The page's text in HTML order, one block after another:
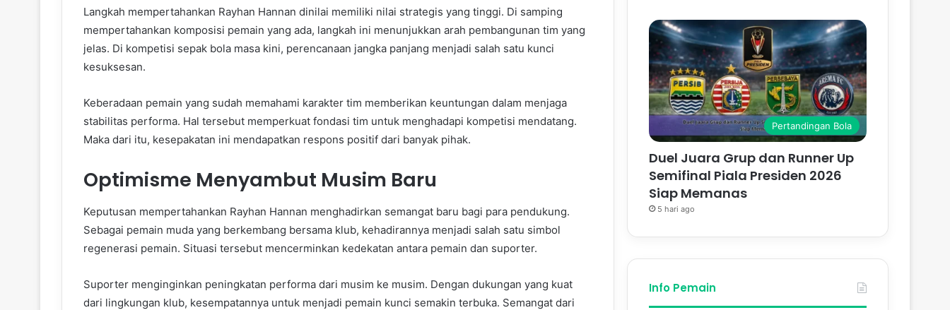
Langkah mempertahankan Rayhan Hannan dinilai memiliki nilai strategis yang tinggi. Di samping
mempertahankan komposisi pemain yang ada, langkah ini menunjukkan arah pembangunan tim yang
jelas. Di kompetisi sepak bola masa kini, perencanaan jangka panjang menjadi salah satu kunci
kesuksesan.
Keberadaan pemain yang sudah memahami karakter tim memberikan keuntungan dalam menjaga
stabilitas performa. Hal tersebut memperkuat fondasi tim untuk menghadapi kompetisi mendatang.
Maka dari itu, kesepakatan ini mendapatkan respons positif dari banyak pihak.
Optimisme Menyambut Musim Baru
Keputusan mempertahankan Rayhan Hannan menghadirkan semangat baru bagi para pendukung.
Sebagai pemain muda yang berkembang bersama klub, kehadirannya menjadi salah satu simbol
regenerasi pemain. Situasi tersebut mencerminkan kedekatan antara pemain dan suporter.
Suporter menginginkan peningkatan performa dari musim ke musim. Dengan dukungan yang kuat
dari lingkungan klub, kesempatannya untuk menjadi pemain kunci semakin terbuka. Semangat dari
Pertandingan Bola
Duel Juara Grup dan Runner Up
Semifinal Piala Presiden 2026
Siap Memanas
5 hari ago
Info Pemain